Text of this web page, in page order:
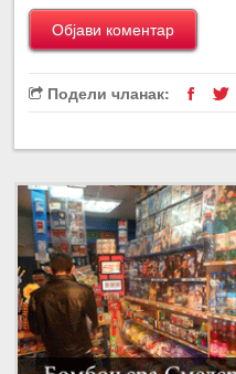
Подели чланак: